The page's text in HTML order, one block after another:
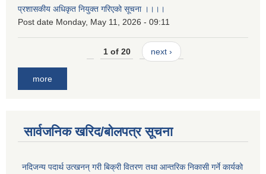
प्रशासकीय अधिकृत नियुक्त गरिएको सूचना ।।।।
Post date Monday, May 11, 2026 - 09:11
1 of 20 next ›
more
सार्वजनिक खरिद/बोलपत्र सूचना
नदिजन्य पदार्थ उत्खनन् गरी बिक्री वितरण तथा आन्तरिक निकासी गर्ने कार्यको